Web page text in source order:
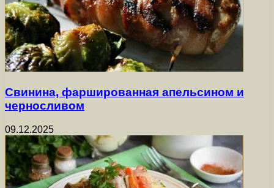
Свинина, фаршированная апельсином и
черносливом
09.12.2025